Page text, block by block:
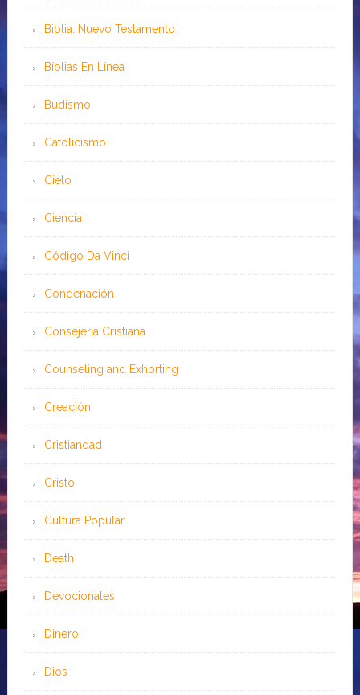
Biblia: Nuevo Testamento
Bíblias En Línea
Budismo
Catolicismo
Cielo
Ciencia
Código Da Vinci
Condenación
Consejería Cristiana
Counseling and Exhorting
Creación
Cristiandad
Cristo
Cultura Popular
Death
Devocionales
Dinero
Dios